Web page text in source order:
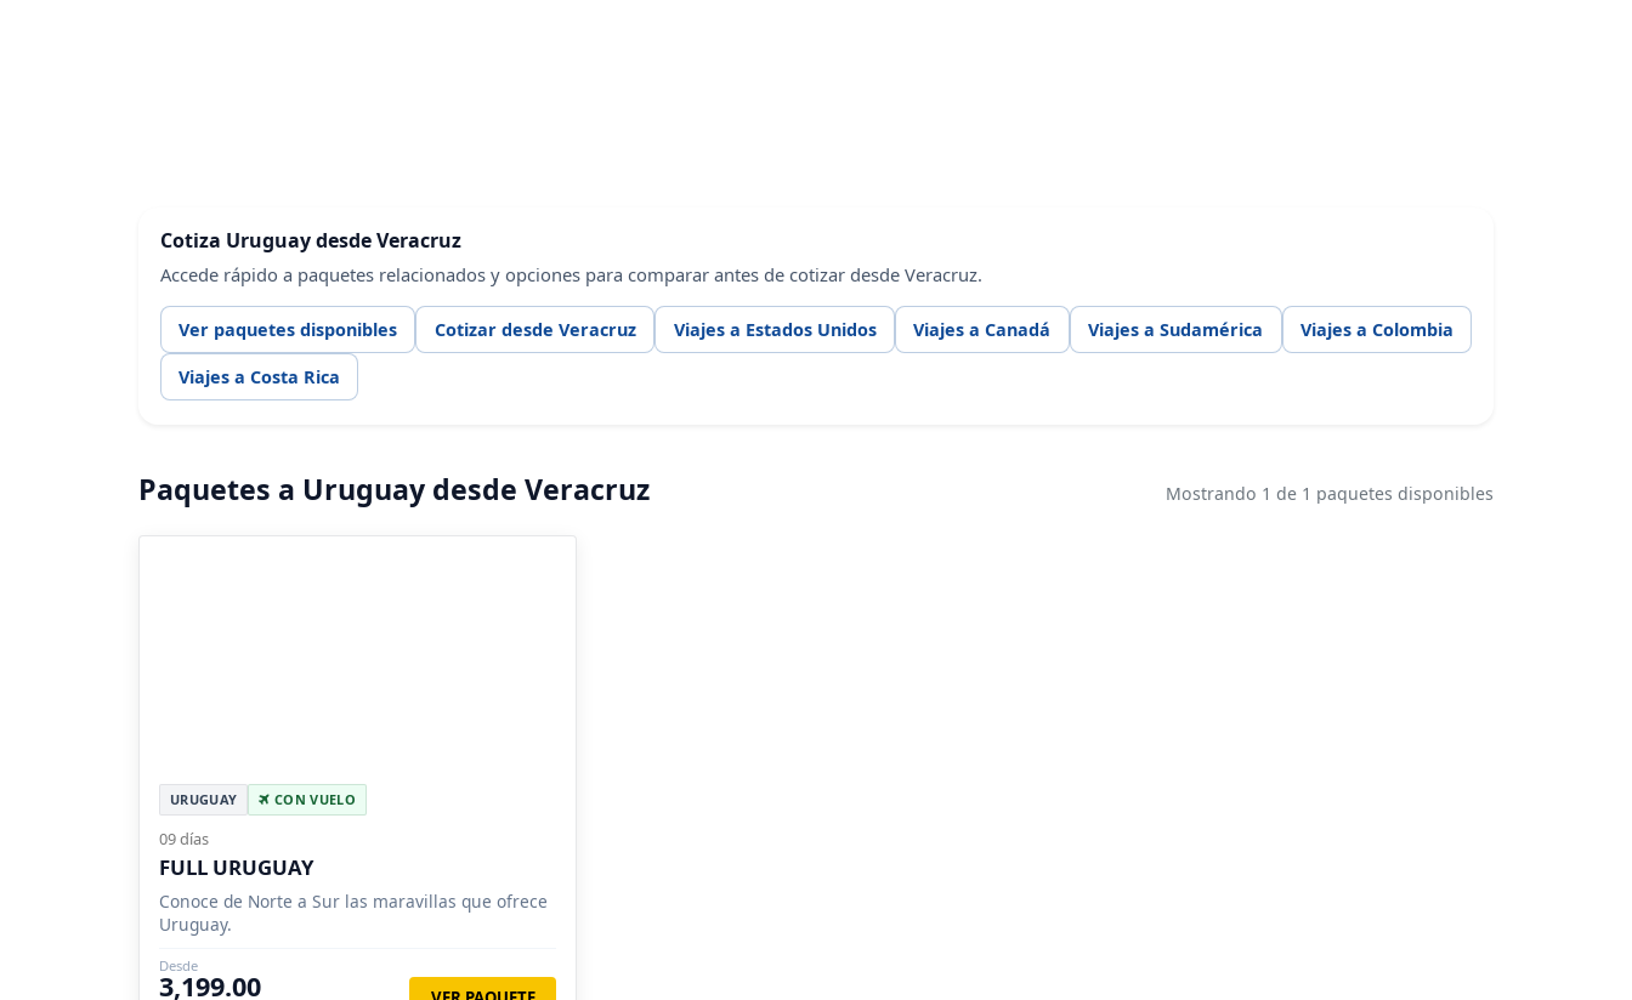
Cotiza Uruguay desde Veracruz
Accede rápido a paquetes relacionados y opciones para comparar antes de cotizar desde Veracruz.
Ver paquetes disponibles Cotizar desde Veracruz Viajes a Estados Unidos Viajes a Canadá Viajes a Sudamérica Viajes a Colombia
Viajes a Costa Rica
Paquetes a Uruguay desde Veracruz Mostrando 1 de 1 paquetes disponibles
URUGUAY CON VUELO
09 días
FULL URUGUAY
Conoce de Norte a Sur las maravillas que ofrece
Uruguay.
Desde
3,199.00